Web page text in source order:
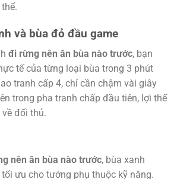
và bùa đỏ đầu game
đi rừng nên ăn bùa nào trước, bạn
tế của từng loại bùa trong 3 phút
tranh cấp 4, chỉ cần chậm vài giây
trong pha tranh chấp đầu tiên, lợi thế
đối thủ.
nên ăn bùa nào trước, bùa xanh
ưu cho tướng phụ thuộc kỹ năng.